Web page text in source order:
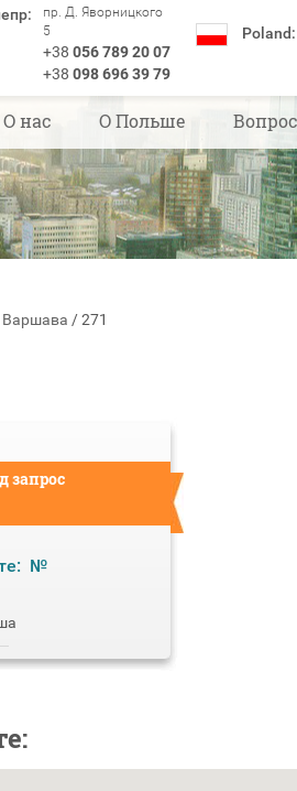
пр. Д. Яворницкого
5
+38 056 789 20 07
+38 098 696 39 79
Poland:
О нас О Польше
Варшава /271
запрос
№